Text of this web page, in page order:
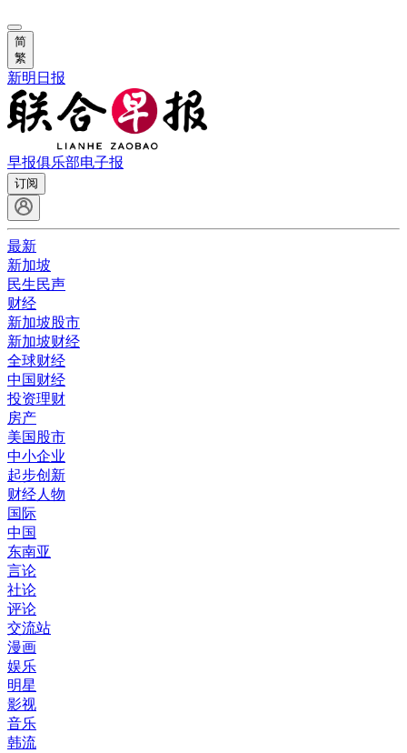
简
繁
新明日报
早报俱乐部电子报
订阅
最新
新加坡
民生民声
财经
新加坡股市
新加坡财经
全球财经
中国财经
投资理财
房产
美国股市
中小企业
起步创新
财经人物
国际
中国
东南亚
言论
社论
评论
交流站
漫画
娱乐
明星
影视
音乐
韩流